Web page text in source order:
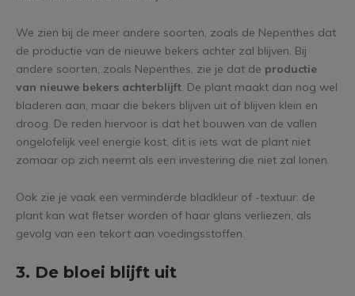
We zien bij de meer andere soorten, zoals de Nepenthes dat
de productie van de nieuwe bekers achter zal blijven. Bij
andere soorten, zoals Nepenthes, zie je dat de productie
van nieuwe bekers achterblijft. De plant maakt dan nog wel
bladeren aan, maar die bekers blijven uit of blijven klein en
droog. De reden hiervoor is dat het bouwen van de vallen
ongelofelijk veel energie kost, dit is iets wat de plant niet
zomaar op zich neemt als een investering die niet zal lonen.
Ook zie je vaak een verminderde bladkleur of -textuur: de
plant kan wat fletser worden of haar glans verliezen, als
gevolg van een tekort aan voedingsstoffen.
3. De bloei blijft uit